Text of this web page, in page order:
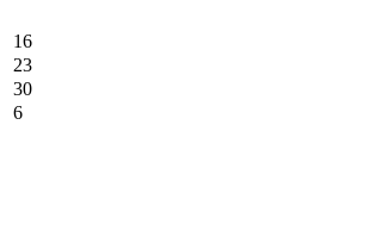
16
23
30
6